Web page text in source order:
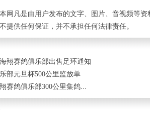
网凡是由用户发布的文字、图片、音视频等
提供任何保证，并不承担任何法律责任。
翔赛鸽俱乐部出售足环通知
部元旦杯500公里监放单
赛鸽俱乐部300公里集鸽...